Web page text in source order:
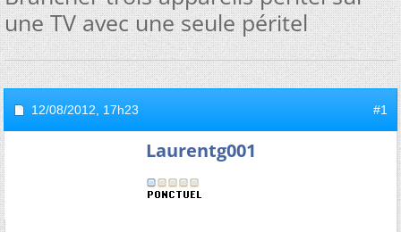
une TV avec une seule péritel
12/08/2012, 17h23 #1
Laurentg001